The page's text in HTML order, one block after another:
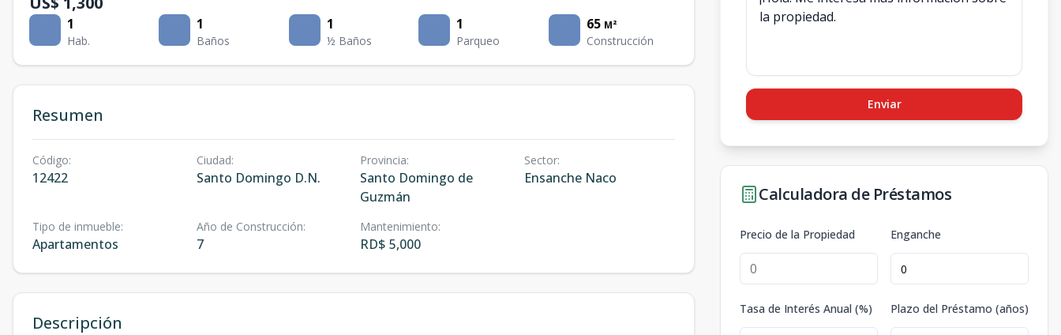
1
Hab.
1
Baños
1
½ Baños
1
Parqueo
65 M²
Construcción
Resumen
Código:
12422
Ciudad:
Santo Domingo D.N.
Provincia:
Santo Domingo de
Guzmán
Sector:
Ensanche Naco
Tipo de inmueble:
Apartamentos
Año de Construcción:
7
Mantenimiento:
RD$ 5,000
Descripción
Enviar
Calculadora de Préstamos
Precio de la Propiedad Enganche
Tasa de Interés Anual (%) Plazo del Préstamo (años)